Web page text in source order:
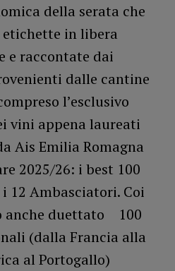
della serata che
etichette in libera
e raccontate dai
dalle cantine
l’esclusivo
vini appena laureati
Ais Emilia Romagna
2025/26: i best 100
12 Ambasciatori. Coi
anche duettato 100
(dalla Francia alla
al Portogallo)